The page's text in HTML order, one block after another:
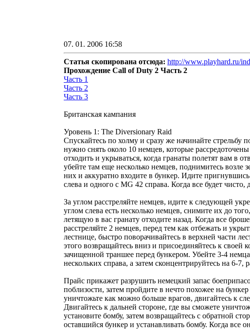
07. 01. 2006 16:58
Статья скопирована отсюда: http://www.playhard.ru/
Прохождение Call of Duty 2 Часть 2
Часть 1
Часть 2
Часть 3
Британская кампания
Уровень 1: The Diversionary Raid
Спускайтесь по холму и сразу же начинайте
нужно снять около 10 немцев, которые
отходить и укрываться, когда гранаты полетят вам в
убейте там еще несколько немцев, поднимитесь возле
них и аккуратно входите в бункер. Идите
слева и одного с MG 42 справа. Когда все будет
За углом расстреляйте немцев, идите к следующей
углом слева есть несколько немцев, снимите их до
летящую в вас гранату отходите назад. Когда все
расстреляйте 2 немцев, перед тем как отбежать и
лестнице, быстро поворачивайтесь в верхней части
этого возвращайтесь вниз и присоединяйтесь к
зачищенной траншее перед бункером. Убейте 3-4
нескольких справа, а затем сконцентрируйтесь на 6-
Прайс прикажет разрушить немецкий запас
поблизости, затем пройдите в нечто похожее на
уничтожьте как можно больше врагов, двигайтесь к
Двигайтесь к дальней стороне, где вы сможете
установите бомбу, затем возвращайтесь с обратной
оставшийся бункер и устанавливать бомбу. Когда все